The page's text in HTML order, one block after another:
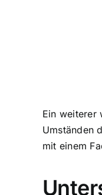
Ein weiterer
Umständen
mit einem